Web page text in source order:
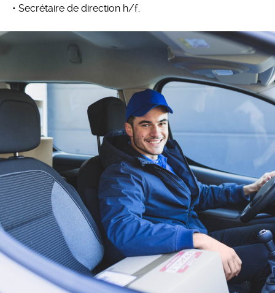
• Secrétaire de direction h/f,